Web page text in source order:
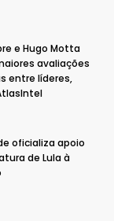
e Hugo Motta
avaliações
entre líderes,
oficializa apoio
de Lula à